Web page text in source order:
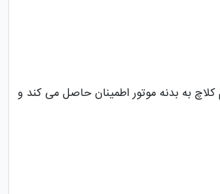
به بدنه موتور اطمینان حاصل می کند و